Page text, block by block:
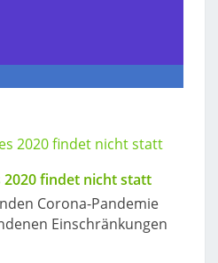
2020 findet nicht statt
Corona-Pandemie
Einschränkungen